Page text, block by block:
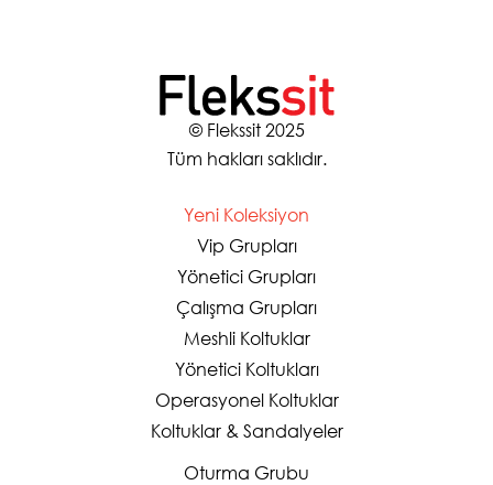
© Flekssit 2025
Tüm hakları saklıdır.
Yeni Koleksiyon
Vip Grupları
Yönetici Grupları
Çalışma Grupları
Meshli Koltuklar
Yönetici Koltukları
Operasyonel Koltuklar
Koltuklar & Sandalyeler
Oturma Grubu